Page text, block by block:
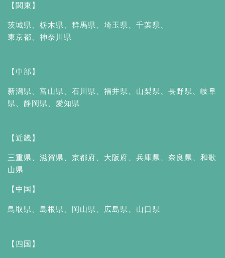
【関東】
茨城県 栃木県 群馬県 埼玉県 千葉県
東京都
神奈川県
【中部】
新潟県 富山県 石川県 福井県 山梨県 長野県
岐阜
県
静岡県 愛知県
【近畿】
三重県 滋賀県 京都府 大阪府 兵庫県 奈良県
和歌
山県
【中国】
鳥取県 島根県 岡山県 広島県 山口県
【四国】